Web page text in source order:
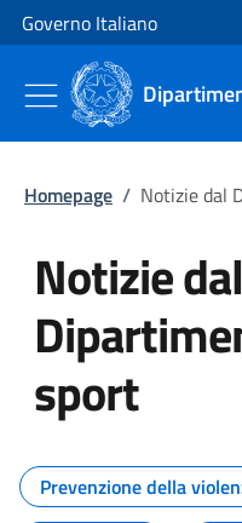
Vai al contenuto
Vai alla navigazione del sito
Governo Italiano
Homepage / Notizie dal
Notizie dal
sport
Tutti i
Prevenzione della